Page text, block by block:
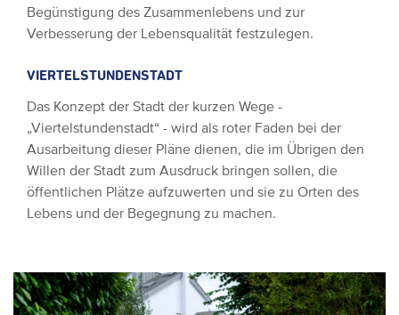
Begünstigung des Zusammenlebens und zur
Verbesserung der Lebensqualität festzulegen.
VIERTELSTUNDENSTADT
Das Konzept der Stadt der kurzen Wege -
„Viertelstundenstadt“ - wird als roter Faden bei der
Ausarbeitung dieser Pläne dienen, die im Übrigen den
Willen der Stadt zum Ausdruck bringen sollen, die
öffentlichen Plätze aufzuwerten und sie zu Orten des
Lebens und der Begegnung zu machen.